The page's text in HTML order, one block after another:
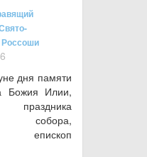
Россоши
дня памяти
Божия Илии,
праздника
собора,
епископ